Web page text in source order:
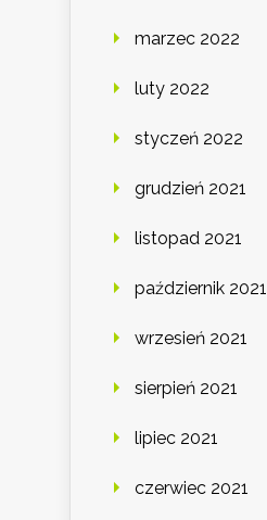
marzec 2022
luty 2022
styczeń 2022
grudzień 2021
listopad 2021
październik 2021
wrzesień 2021
sierpień 2021
lipiec 2021
czerwiec 2021